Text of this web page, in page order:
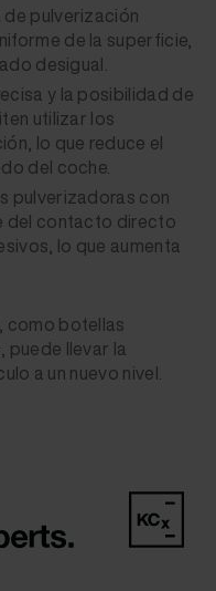
de pulverización
de la superficie,
desigual.
y la posibilidad de
utilizar los
lo que reduce el
del coche.
pulverizadoras con
del contacto directo
lo que aumenta
como botellas
puede llevar la
a un nuevo nivel.